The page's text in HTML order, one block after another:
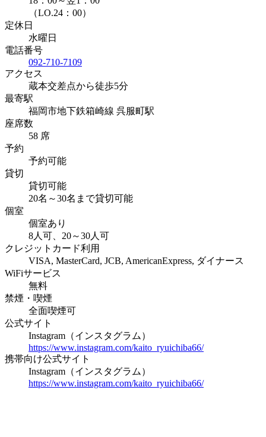
（LO.24：00）
定休日
水曜日
電話番号
092-710-7109
アクセス
蔵本交差点から徒歩5分
最寄駅
福岡市地下鉄箱崎線 呉服町駅
座席数
58 席
予約
予約可能
貸切
貸切可能
20名～30名まで貸切可能
個室
個室あり
8人可、20～30人可
クレジットカード利用
VISA, MasterCard, JCB, AmericanExpress, ダイナース
WiFiサービス
無料
禁煙・喫煙
全面喫煙可
公式サイト
Instagram（インスタグラム）
https://www.instagram.com/kaito_ryuichiba66/
携帯向け公式サイト
Instagram（インスタグラム）
https://www.instagram.com/kaito_ryuichiba66/